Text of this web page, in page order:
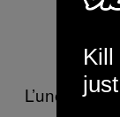
L’une des
Kill